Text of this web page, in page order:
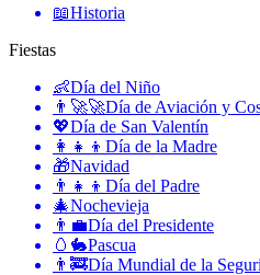
📖Historia
Fiestas
👶Día del Niño
👨‍🚀🚀Día de Aviación y
💖Día de San Valentín
👩‍👧‍👦 Día de la Madre
🎁Navidad
👨‍👧‍👦 Día del Padre
🎄Nochevieja
👨‍💼Día del Presidente
🥚🐇Pascua
👨‍🚒Día Mundial de la